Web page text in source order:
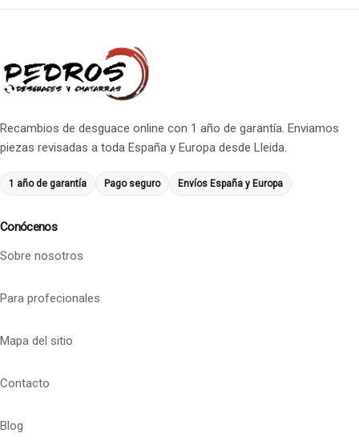
Recambios de desguace online con 1 año de garantía. Enviamos
piezas revisadas a toda España y Europa desde Lleida.
1 año de garantía Pago seguro Envíos España y Europa
Conócenos
Sobre nosotros
Para profecionales
Mapa del sitio
Contacto
Blog